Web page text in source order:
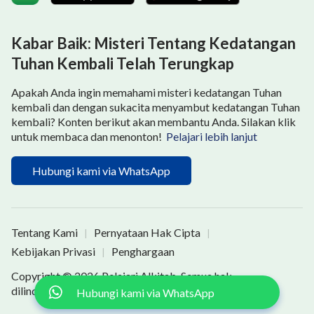
bukanlah kebenaran, tetapi hanya beberapa
pengalaman dan pemahaman terbatas tentang
dan pemahaman manusia, serta perawakan pribadi
dan pengetahuan mereka tentang Tuhan dan
kebenaran. Betapa pun tinggi pengetahuan mereka
dan seberapa banyak perkataan mereka sesuai
dengan kebenaran, itu hanya dapat membantu dan
mendukung kita untuk sementara, dan tidak akan
perubahan manusia atau menjadi kehidupan manusia.
Di akhir Zaman Hukum Taurat, misalnya, orang
semakin banyak berbuat dosa, tidak mampu menaati
Kabar Baik: Misteri Tentang Kedatangan
Tuhan Kembali Telah Terungkap
Apakah Anda ingin memahami misteri kedatangan Tuhan
kembali dan dengan sukacita menyambut kedatangan Tuhan
kembali? Konten berikut akan membantu Anda. Silakan klik
untuk membaca dan menonton! Pelajari lebih lanjut
Hubungi kami via WhatsApp
Tentang Kami | Pernyataan Hak Cipta |
Kebijakan Privasi |
Penghargaan
Copyright © 2026Pelajari Alkitab. Semua hak
dilindungi undang-undang.Hubungi kami via WhatsApp